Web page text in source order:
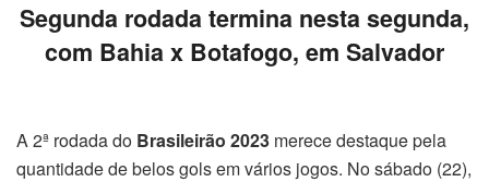
Segunda rodada termina nesta segunda,
com Bahia x Botafogo, em Salvador
A 2ª rodada do Brasileirão 2023 merece destaque pela
quantidade de belos gols em vários jogos. No sábado (22),